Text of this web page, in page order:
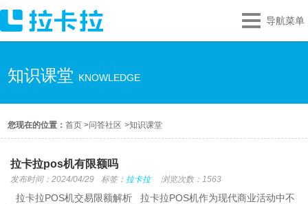
导航菜单
知识课堂 KNOWLEDGE
您现在的位置：首页 >问答社区 >知识课堂
拉卡拉pos机有限额吗
发布时间：2024/04/29 标签： 拉卡拉 浏览次数：1563
拉卡拉POS机交易限额解析 拉卡拉POS机作为现代商业活动中不